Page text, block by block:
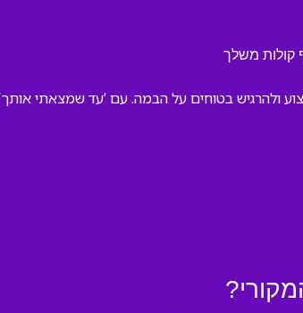
קולות משלך
ולהרגיש בטוחים על הבמה. עם ‘עד שמצאתי